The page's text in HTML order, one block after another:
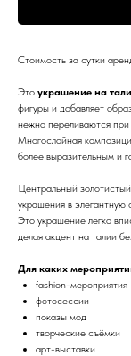
Стоимость за сутки
Это украшение на
фигуры и добавляет
нежно переливаются при
Многослойная
более выразительным и
Центральный
украшения в
Это украшение легко
делая акцент на талии
Для каких
fashion-мероприятия
фотосессии
показы мод
творческие съёмки
арт-выставки